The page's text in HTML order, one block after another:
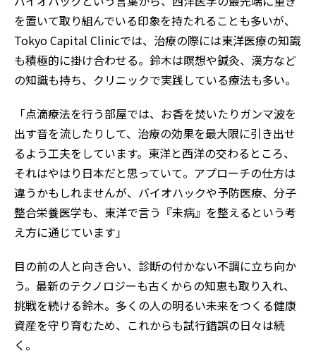
を置いて取り組んでいる印象を持たれることも多いが、
Tokyo Capital Clinicでは、治療の際には東洋医療の知識
も積極的に掛け合わせる。鈴木は瞑想や鍼灸、漢方など
の知識も持ち、クリニックで実践している療法も多い。
「点滴療法を行う部屋では、お香を焚いたりガンマ波を
出す音を流したりして、治療の効果を最大限に引き出せ
るよう工夫をしています。東洋と西洋の交わるところ、
それはやはり日本だと思っていて。アプローチの仕方は
違うかもしれませんが、バイオハックや予防医療、分子
整合栄養医学も、東洋で言う『未病』を整えるという考
え方に通じています」
目の前の人と向き合い、診断の付かない不調に立ち向か
う。最新のテクノロジーも古くからの知恵も取り入れ、
挑戦を続ける鈴木。多くの人の明るい未来をつくる健康
資産を守り育むため、これからも試行錯誤の日々は続
く。